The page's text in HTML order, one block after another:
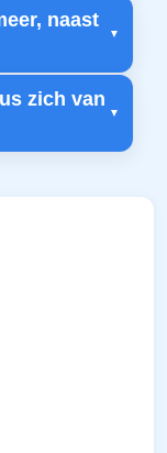
naast
zich van